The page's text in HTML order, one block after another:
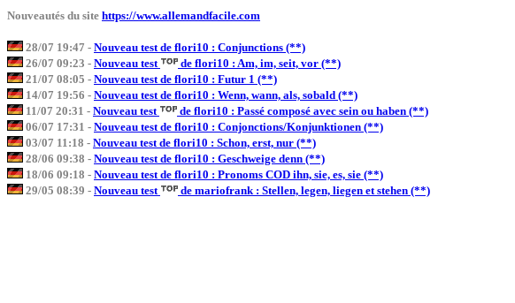
Nouveautés du site https://www.allemandfacile.com
28/07 19:47 - Nouveau test de flori10 : Conjunctions (**)
26/07 09:23 - Nouveau test
de flori10 : Am, im, seit, vor (**)
21/07 08:05 - Nouveau test de flori10 : Futur 1 (**)
14/07 19:56 - Nouveau test de flori10 : Wenn, wann, als, sobald (**)
11/07 20:31 - Nouveau test
de flori10 : Passé composé avec sein ou haben (**)
06/07 17:31 - Nouveau test de flori10 : Conjonctions/Konjunktionen (**)
03/07 11:18 - Nouveau test de flori10 : Schon, erst, nur (**)
28/06 09:38 - Nouveau test de flori10 : Geschweige denn (**)
18/06 09:18 - Nouveau test de flori10 : Pronoms COD ihn, sie, es, sie (**)
29/05 08:39 - Nouveau test de mariofrank : Stellen, legen, liegen et stehen (**)